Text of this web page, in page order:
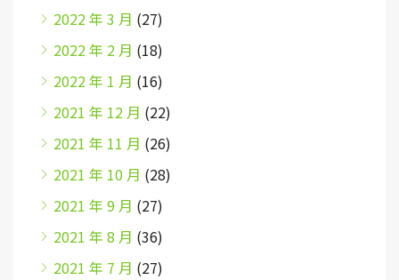
2022 年 3 月 (27)
2022 年 2 月 (18)
2022 年 1 月 (16)
2021 年 12 月 (22)
2021 年 11 月 (26)
2021 年 10 月 (28)
2021 年 9 月 (27)
2021 年 8 月 (36)
2021 年 7 月 (27)